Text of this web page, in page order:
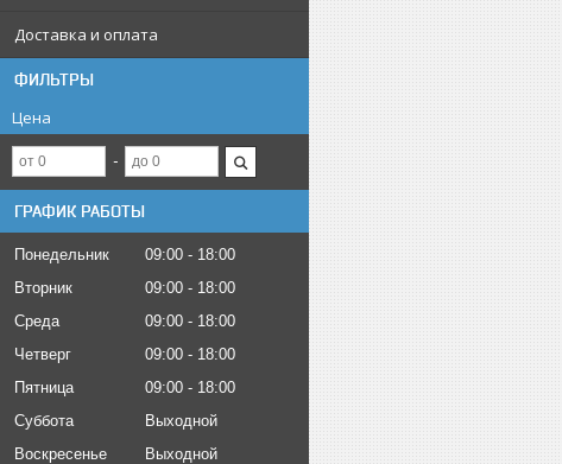
Доставка и оплата
ФИЛЬТРЫ
Цена
ГРАФИК РАБОТЫ
Понедельник 09:00
18:00
Вторник
09:00
18:00
Среда
09:00
18:00
Четверг
09:00
18:00
Пятница
09:00
18:00
Суббота
Выходной
Воскресенье
Выходной